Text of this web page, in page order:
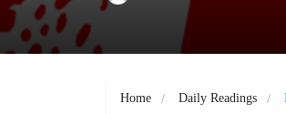
Home Daily Readings